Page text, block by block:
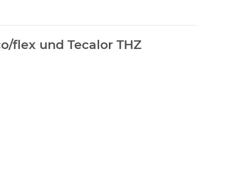
flex und Tecalor THZ